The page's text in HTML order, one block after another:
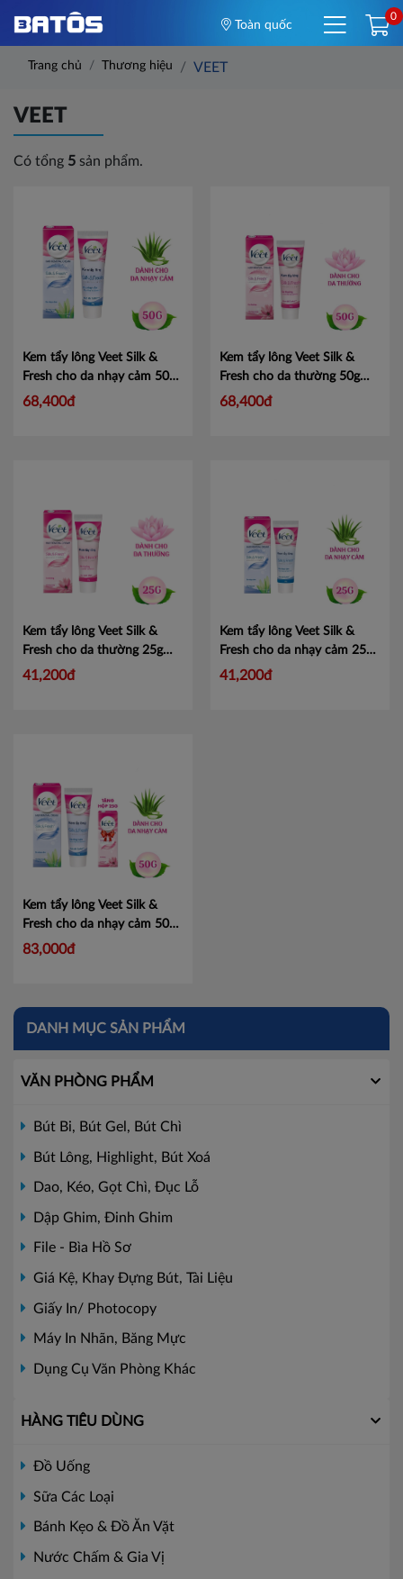
Toàn quốc
0
Trang chủ Thương hiệu VEET
VEET
Có tổng 5 sản phẩm.
Kem tẩy lông Veet Silk &
Fresh cho da nhạy cảm 50g
Mã 100790824
68,400đ
Kem tẩy lông Veet Silk &
Fresh cho da thường 50g
Mã 100790823
68,400đ
Kem tẩy lông Veet Silk &
Fresh cho da thường 25g
Mã 100790821
41,200đ
Kem tẩy lông Veet Silk &
Fresh cho da nhạy cảm 25g
Mã 100790822
41,200đ
Kem tẩy lông Veet Silk &
Fresh cho da nhạy cảm 50g
+ Tặng 01 kem tẩy lông cho
83,000đ
DANH MỤC SẢN PHẨM
VĂN PHÒNG PHẨM
Bút Bi, Bút Gel, Bút Chì
Bút Lông, Highlight, Bút Xoá
Dao, Kéo, Gọt Chì, Đục Lỗ
Dập Ghim, Đinh Ghim
File - Bìa Hồ Sơ
Giá Kệ, Khay Đựng Bút, Tài Liệu
Giấy In/ Photocopy
Máy In Nhãn, Băng Mực
Dụng Cụ Văn Phòng Khác
HÀNG TIÊU DÙNG
Đồ Uống
Sữa Các Loại
Bánh Kẹo & Đồ Ăn Vặt
Nước Chấm & Gia Vị